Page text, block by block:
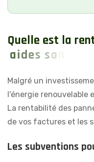
Quelle est la ren
aides s ont
Malgré un
l'énergie renouvelable
La rentabilité des
de vos factures et les
Les subventions